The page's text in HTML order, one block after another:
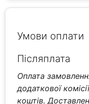
Умови оплати
Післяплата
Оплата
додаткової
коштів.